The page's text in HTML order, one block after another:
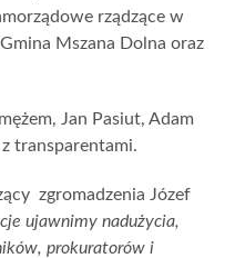
rządzące w
Mszana Dolna oraz
Jan Pasiut, Adam
z transparentami.
zgromadzenia Józef
ujawnimy nadużycia,
prokuratorów i